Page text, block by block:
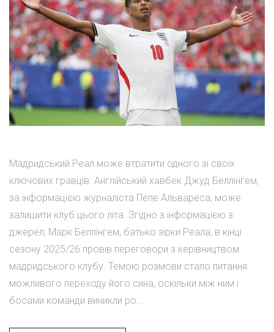
Мадридський Реал може втратити одного зі своїх
ключових гравців. Англійський хавбек Джуд Беллінгем,
за інформацією журналіста Пепе Альвареса, може
залишити клуб цього літа. Згідно з інформацією з
джерел, Марк Беллінгем, батько зірки Реала, в кінці
сезону 2025/26 провів переговори з керівництвом
мадридського клубу. Темою розмови стало питання
можливого переходу його сина, оскільки між ним і
босами команди виникли ро...